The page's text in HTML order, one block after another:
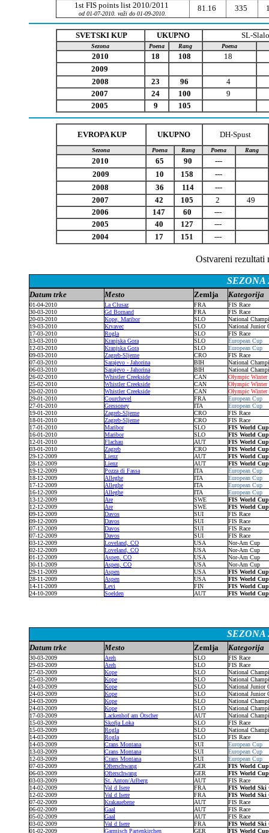
1st FIS points list 2010/2011
od 01-07-2010. važi do 01-09-2010.
81.16 335
SVETSKI KUP UKUPNO SL-
Sezona Poena Rang Poena
2010 18 108
18
2009
2008
23 96
4
2007
24 100
9
2005
9 105
EVROPA KUP UKUPNO DH-Spust
Sezona Poena Rang Poena Rang
2010 65 90
---
2009
10 158
---
2008
36 114
---
2007
42 105 2
49
2006
147 60
---
2005
40 127
---
2004
17 151 ---
Ostvareni rezultati
SEZONA
Datum trke Mesto Zemlja Kategorija
01-04-2010 La Clusaz FRA
FIS Race
30-03-2010
Gd Bornand FRA
FIS Race
20-03-2010
Kope, Maribor SLO
National
19-03-2010
Krvavec SLO
National Junior
17-03-2010
Rogla SLO
FIS Race
13-03-2010
Kranjska Gora SLO
European Cup
12-03-2010
Kranjska Gora SLO
European Cup
09-03-2010
Zagreb-Sljeme CRO
FIS Race
07-03-2010
Sarajevo - Jahorina BIH
National
06-03-2010
Sarajevo - Jahorina BIH
National
26-02-2010
Whistler Creekside CAN
Olympic Winter
25-02-2010
Whistler Creekside CAN
Olympic Winter
20-02-2010
Whistler Creekside CAN
Olympic Winter
29-01-2010
Courchevel FRA
European Cup
27-01-2010
Gressoney ITA
European Cup
19-01-2010
Zagreb-Sljeme CRO
FIS Race
18-01-2010
Zagreb-Sljeme CRO
FIS Race
17-01-2010
Maribor SLO
FIS World
16-01-2010
Maribor SLO
FIS World
12-01-2010
Flachau AUT
FIS World
03-01-2010
Zagreb CRO
FIS World
29-12-2009
Lienz AUT
FIS World
28-12-2009
Lienz AUT
FIS World
19-12-2009
Pozza di Fassa ITA
European Cup
18-12-2009
Alleghe ITA
European Cup
17-12-2009
Alleghe ITA
European Cup
16-12-2009
Alleghe ITA
European Cup
13-12-2009
Are SWE
FIS World
12-12-2009
Are SWE
FIS World
09-12-2009
Davos SUI
FIS Race
09-12-2009
Davos SUI
FIS Race
07-12-2009
Davos SUI
FIS Race
07-12-2009
Davos SUI
FIS Race
03-12-2009
Loveland, CO USA
Nor-Am Cup
02-12-2009
Loveland, CO USA
Nor-Am Cup
01-12-2009
Aspen, CO USA
Nor-Am Cup
30-11-2009
Aspen, CO USA
Nor-Am Cup
29-11-2009
Aspen USA
FIS World
28-11-2009
Aspen USA
FIS World
14-11-2009
Levi FIN
FIS World
24-10-2009
Soelden AUT FIS World
SEZONA
Datum trke Mesto Zemlja Kategorija
30-03-2009 Areh SLO
FIS Race
29-03-2009
Areh SLO
FIS Race
27-03-2009
Kope SLO
National
25-03-2009
Kope SLO
National
24-03-2009
Kope SLO
National Junior
24-03-2009
Kope SLO
National Junior
24-03-2009
Kope SLO
National
24-03-2009
Kope SLO
National
17-03-2009
Lackenhof am Ötscher AUT
National
15-03-2009
Skofja Loka SLO
FIS Race
15-03-2009
Rogla SLO
National
14-03-2009
Rogla SLO
FIS Race
14-03-2009
Crans Montana SUI
European Cup
13-03-2009
Crans Montana SUI
European Cup
12-03-2009
Crans Montana SUI
European Cup
07-03-2009
Ofterschwang GER
FIS World
06-03-2009
Ofterschwang GER
FIS World
03-03-2009
St. Anton/Arlberg AUT
FIS Race
14-02-2009
Val d Isere FRA
FIS World Ski
12-02-2009
Val d Isere FRA
FIS World Ski
07-02-2009
Krakauebene AUT
FIS Race
06-02-2009
Gaal AUT
FIS Race
05-02-2009
Gaal AUT
FIS Race
03-02-2009
Val d Isere FRA
FIS World Ski
01-02-2009
Garmisch Partenkirchen GER
FIS World